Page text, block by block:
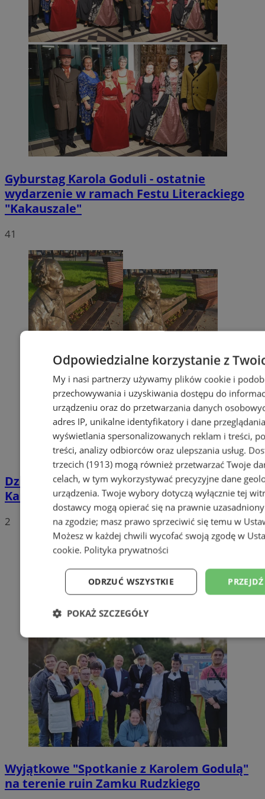
Gyburstag Karola Goduli - ostatnie
wydarzenie w ramach Festu Literackiego
"Kakauszale"
41
Dzisiaj obchodzimy 242. rocznicę urodzin
Karola Goduli
2
Wyjątkowe "Spotkanie z Karolem Godulą"
na terenie ruin Zamku Rudzkiego
Odpowiedzialne korzystanie z
My i nasi partnerzy używamy plików cookie i
przechowywania i uzyskiwania dostępu do
urządzeniu oraz do przetwarzania danych
adres IP, unikalne identyfikatory i dane
wyświetlania spersonalizowanych reklam i treści,
treści, analizy odbiorców oraz ulepszania usług.
trzecich (1913)mogą również przetwarzać Twoje
celach, w tym wykorzystywać precyzyjne dane
urządzenia. Twoje wybory dotyczą wyłącznie tej
dostawcy mogą opierać się na prawnie
na zgodzie; masz prawo sprzeciwić się temu w
Możesz w każdej chwili wycofać swoją zgodę w
cookie. Polityka prywatności
ODRZUĆ WSZYSTKIE
POKAŻ SZCZEGÓŁY
Niezbędne Wydajność Targetowanie
Niesklasyfikowane
Niezbędne Wydajność Targetowanie
Niesklasyfikowane